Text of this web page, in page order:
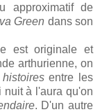
approximatif de
Green dans son
est originale et
arthurienne, on
histoiresentre les
à l'aura qu'on
. D'un autre